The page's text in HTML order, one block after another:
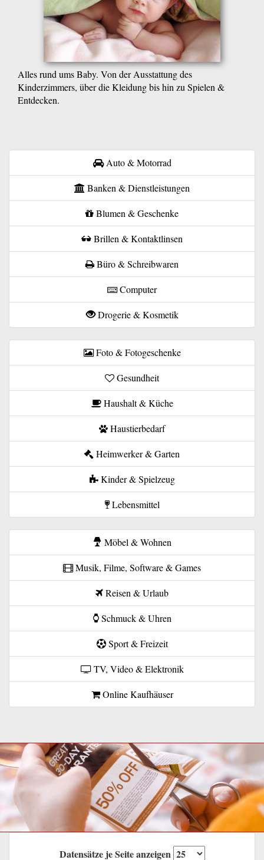
Alles rund ums Baby. Von der Ausstattung des
Kinderzimmers, über die Kleidung bis hin zu Spielen &
Entdecken.
Auto & Motorrad
Banken & Dienstleistungen
Blumen & Geschenke
Brillen & Kontaktlinsen
Büro & Schreibwaren
Computer
Drogerie & Kosmetik
Foto & Fotogeschenke
Gesundheit
Haushalt & Küche
Haustierbedarf
Heimwerker & Garten
Kinder & Spielzeug
Lebensmittel
Möbel & Wohnen
Musik, Filme, Software & Games
Reisen & Urlaub
Schmuck & Uhren
Sport & Freizeit
TV, Video & Elektronik
Online Kaufhäuser
Datensätze je Seite anzeigen